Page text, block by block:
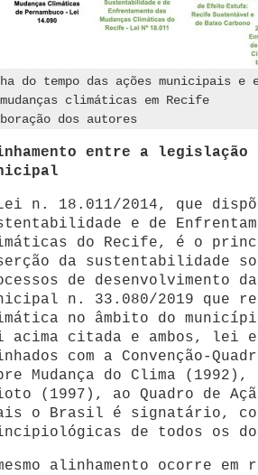
do tempo das ações municipais e
climáticas em Recife
dos autores
entre a
n. 18.011/2014, que
e de
do Recife, é o
da sustentabilidade
de desenvolvimento
n. 33.080/2019 que
no âmbito do
acima citada e ambos, lei
com a Convenção-
Mudança do Clima
(1997), ao Quadro de
o Brasil é signatário,
de todos os
alinhamento ocorre em